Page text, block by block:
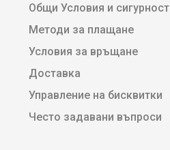
Общи Условия и сигурност
Методи за плащане
Условия за връщане
Доставка
Управление на бисквитки
Често задавани въпроси